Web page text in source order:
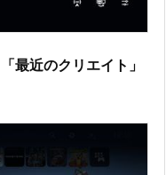
「最近のクリエイト」